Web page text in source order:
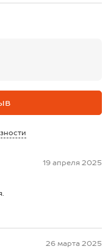
до -15°C.
19 апреля 2025
26 марта 2025